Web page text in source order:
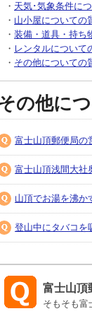
・ 天気･気象条件に
・ 山小屋についての
・ 装備・道具・持ち
・ レンタルについて
・ その他についての
の他に
富士山頂郵便局の
富士山頂浅間大社
山頂でお湯を沸か
登山中にタバコを
富士山頂
そもそも富